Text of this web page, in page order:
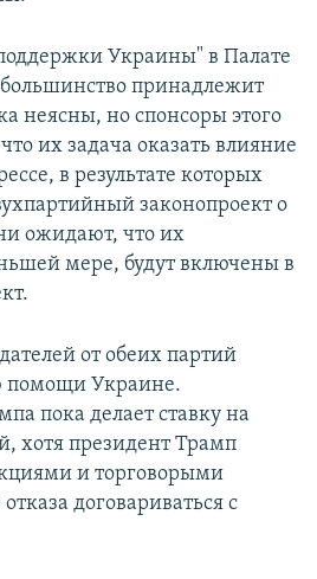
Украины" в Палате
большинство принадлежит
неясны, но спонсоры этого
их задача оказать влияние
в результате которых
законопроект о
ожидают, что их
мере, будут включены в
от обеих партий
помощи Украине.
пока делает ставку на
хотя президент Трамп
и торговорыми
договариваться с